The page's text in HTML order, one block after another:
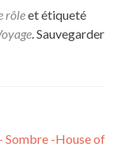
rôleet étiqueté
. Sauvegarder
Sombre -House of